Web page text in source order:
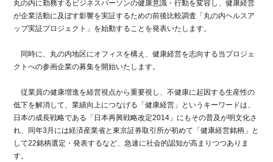
丸の内に勤務するビジネスパーソンの健康意識・行動を変容し、健康経営
が企業活動に及ぼす影響を実証するための前後比較調査「丸の内ヘルスア
ップ実証プロジェクト」を始動することを発表いたします。
同時に、丸の内地区にオフィスを構え、健康経営を志向する当プロジェ
クトへの参画企業の募集を開始いたします。
従業員の健康増進を経営視点から重要視し、不健康に起因する生産性の
低下を解消して、業績向上につなげる「健康経営」というキーワードは、
日本の成長戦略である「日本再興戦略改定2014」にもその普及が明文化さ
れ、同年3月には経済産業省と東京証券取引所が初めて「健康経営銘柄」と
して22銘柄選定・発表するなど、急速に社会的認知が高まりつつありま
す。